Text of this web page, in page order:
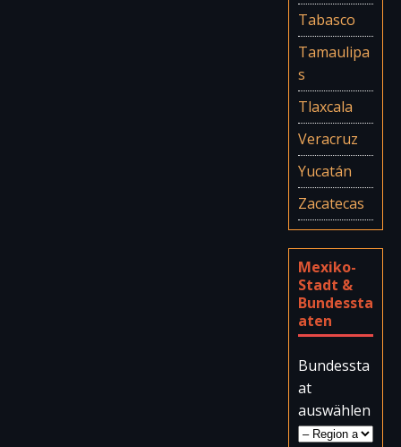
Tabasco
Tamaulipa
s
Tlaxcala
Veracruz
Yucatán
Zacatecas
Mexiko-
Stadt &
Bundessta
aten
Bundessta
at
auswählen